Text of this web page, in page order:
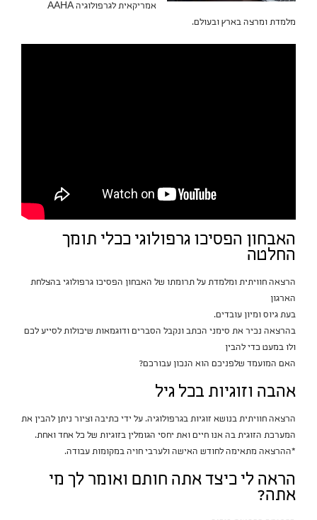
אמריקאית לגרפולוגיה AAHA
מלמדת ומרצה בארץ ובעולם.
האבחון הפסיכו גרפולוגי ככלי תומך
החלטה
הרצאה חוויתית ומלמדת על תרומתו של האבחון הפסיכו גרפולוגי בהצלחת
הארגון
בעת גיוס ומיון עובדים.
בהרצאה נכיר את סימני הכתב ונקבל הסברים ודוגמאות שיכולות לסייע לכם
ולו במעט כדי להבין
האם המועמד שלפניכם הוא הנכון עבורכם?
אהבה וזוגיות בכל גיל
הרצאה חוויתית בנושא זוגיות בגרפולוגיה. על ידי כתיבה וציור ניתן להבין את
המערכת הזוגית בה אנו חיים ואת יחסי הגומלין בזוגיות של כל אחד ואחת.
*ההרצאה מתאימה לחודש האישה ולערבי חויה במקומות עבודה.
הראה לי כיצד אתה חותם ואומר לך מי
אתה?